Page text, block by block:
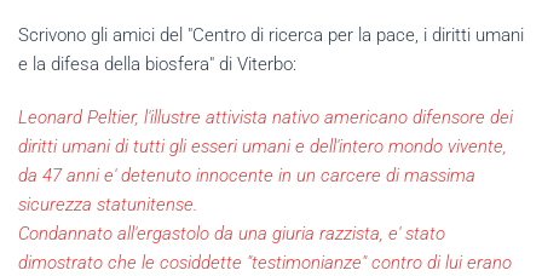
Scrivono gli amici del "Centro di ricerca per la pace, i diritti umani
e la difesa della biosfera" di Viterbo:
Leonard Peltier, l'illustre attivista nativo americano difensore dei
diritti umani di tutti gli esseri umani e dell'intero mondo vivente,
da 47 anni e' detenuto innocente in un carcere di massima
sicurezza statunitense.
Condannato all'ergastolo da una giuria razzista, e' stato
dimostrato che le cosiddette "testimonianze" contro di lui erano